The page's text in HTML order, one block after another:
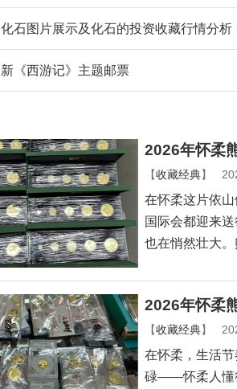
化石图片展示及化石的投资收藏行情分析
新《西游记》主题邮票
2026年怀柔
【收藏经典】
在怀柔这片依
国际会都迎来
也在悄然壮大
2026年怀柔
【收藏经典】
在怀柔，生活
碌——怀柔人懂